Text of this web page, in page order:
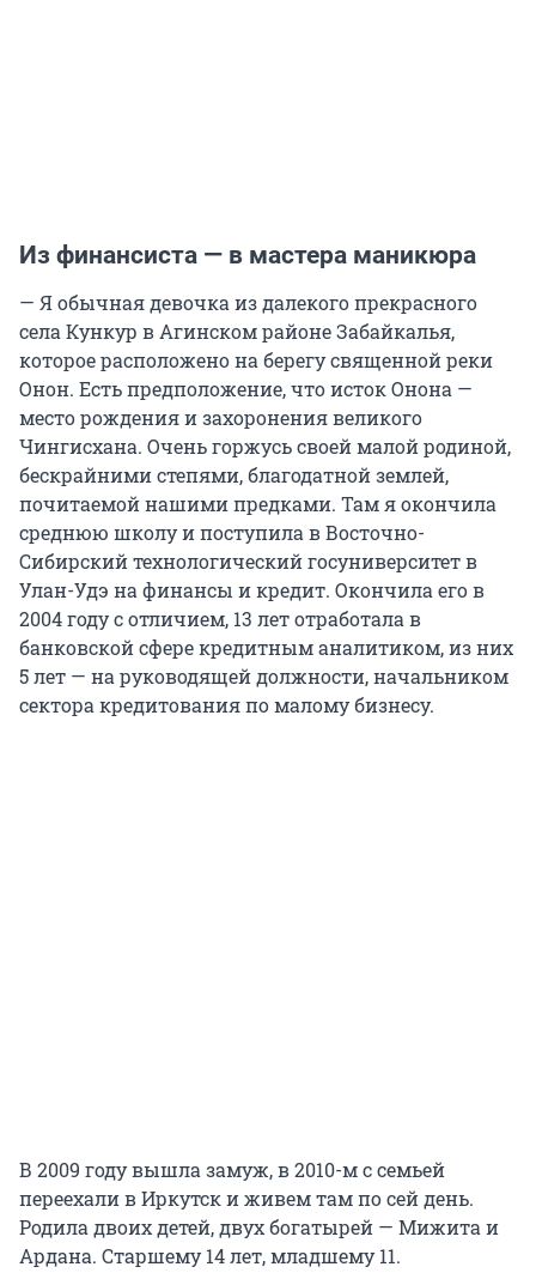
Из финансиста — в мастера маникюра
— Я обычная девочка из далекого прекрасного
села Кункур в Агинском районе Забайкалья,
которое расположено на берегу священной реки
Онон. Есть предположение, что исток Онона —
место рождения и захоронения великого
Чингисхана. Очень горжусь своей малой родиной,
бескрайними степями, благодатной землей,
почитаемой нашими предками. Там я окончила
среднюю школу и поступила в Восточно-
Сибирский технологический госуниверситет в
Улан-Удэ на финансы и кредит. Окончила его в
2004 году с отличием, 13 лет отработала в
банковской сфере кредитным аналитиком, из них
5 лет — на руководящей должности, начальником
сектора кредитования по малому бизнесу.
В 2009 году вышла замуж, в 2010-м с семьей
переехали в Иркутск и живем там по сей день.
Родила двоих детей, двух богатырей — Мижита и
Ардана. Старшему 14 лет, младшему 11.